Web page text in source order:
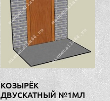
КОЗЫРЁК
ДВУСКАТНЫЙ №1МЛ